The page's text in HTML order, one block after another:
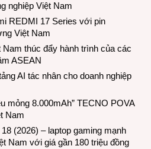
nghiệp Việt Nam
REDMI 17 Series với pin
Việt Nam
thúc đẩy hành trình của các
ASEAN
AI tác nhân cho doanh nghiệp
mỏng 8.000mAh” TECNO POVA
Nam
(2026) – laptop gaming mạnh
Nam với giá gần 180 triệu đồng